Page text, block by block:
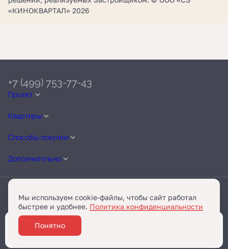
«КИНОКВАРТАЛ» 2026
Проект
Квартиры
Способы покупки
Дополнительно
+7 (499) 753-77-43
Telegram
Мы используем cookie-файлы, чтобы сайт работал
быстрее и удобнее. Политика конфиденциальности
Понятно